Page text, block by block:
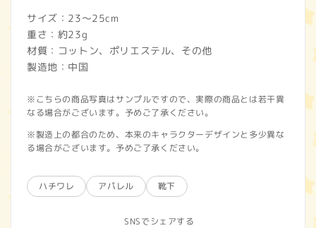
サイズ：23～25cm
重さ：約23g
材質：コットン、ポリエステル、その他
製造地：中国
※こちらの商品写真はサンプルですので、実際の商品とは若干異
なる場合がございます。予めご了承ください。
※製造上の都合のため、本来のキャラクターデザインと多少異な
る場合がございます。予めご了承ください。
ハチワレ アパレル 靴下
SNSでシェアする